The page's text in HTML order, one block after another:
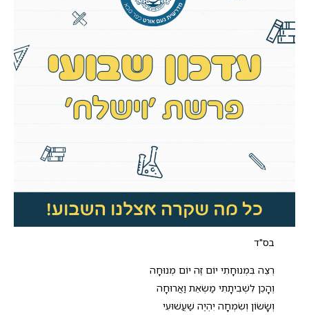
בס"ד
רְצֵה בִּמְנוּחָתִי יוֹם זֶה יוֹם מְנוּחָה
וְהָכֵן לִשְׁבִיתָתִי מַשְׂאֵת וַאֲרוּחָה
וְשָׂשׂוֹן וְשִׂמְחָה יִהְיֶה שַׁעֲשׁוּעִי